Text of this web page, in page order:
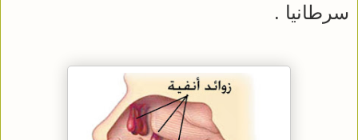
سرطانيا .